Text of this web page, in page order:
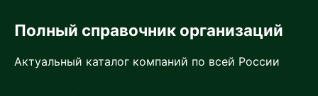
Полный справочник организаций
Актуальный каталог компаний по всей России